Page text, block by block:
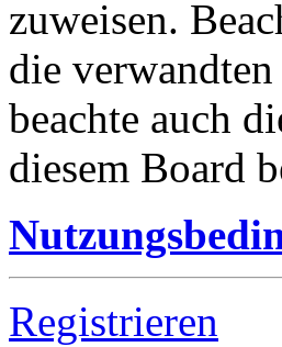
zuweisen.
die
beachte auch
diesem Board
Registrieren